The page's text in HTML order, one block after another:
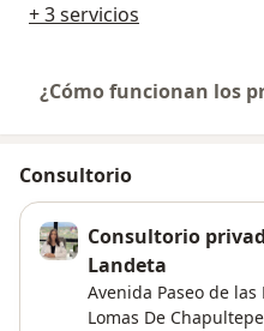
+ 3 servicios
¿Cómo funcionan los
Consultorio
Consultorio
Landeta
Avenida Paseo de
Lomas De